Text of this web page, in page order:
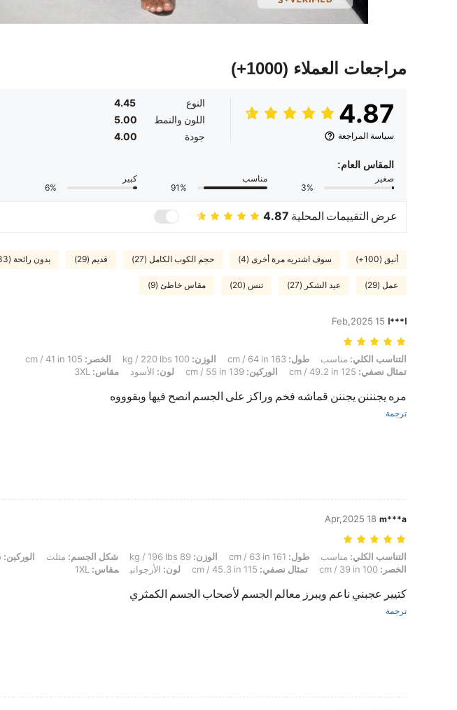
مراجعات العملاء (1000+)
4.87
سياسة المراجعة
النوع
4.45
اللون والنمط
5.00
جودة
4.00
المقاس العام:
صغير
3%
مناسب
91%
كبير
6%
عرض التقييمات المحلية 4.87
أنيق (100+) سوف اشتريه مرة أخرى (4) حجم الكوب الكامل (27) قديم (29) بدون رائحة (33)
عمل (29) عيد الشكر (27) تنس (20) مقاس خاطئ (9)
ا***ا 15 Feb,2025
التناسب الكلي: مناسب, طول: 163 cm / 64 in, الوزن: 100 kg / 220 lbs, الخصر: 105 cm / 41 in, تمثال نصفي: 125 cm / 49.2 in, الوركين: 139 cm / 55 in, لون: الأسود, مقاس: 3XL
التناسب الكلي: مناسب طول: الوزن: الخصر:
تمثال نصفي:
الوركين: لون: الأسود مقاس:
مره يجنننن يجننن قماشه فخم وراكز على الجسم انصح فيها وبقوووه
ترجمة
m***a
18 Apr,2025
التناسب الكلي: مناسب, طول: 161 cm / 63 in, الوزن: 89 kg / 196 lbs, شكل الجسم: مثلث, الوركين: 135 cm / 53 in, الخصر: 100 cm / 39 in, تمثال نصفي: 115 cm / 45.3 in, لون: الأرجواني, مقاس: 1XL
التناسب الكلي: مناسب طول: الوزن: شكل الجسم: مثلث الوركين:
الخصر:
تمثال نصفي: لون: الأرجواني مقاس:
كتيير عجبني ناعم ويبرز معالم الجسم لأصحاب الجسم الكمثري
ترجمة